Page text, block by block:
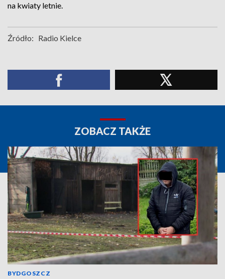
na kwiaty letnie.
Źródło: Radio Kielce
ZOBACZ TAKŻE
BYDGOSZCZ